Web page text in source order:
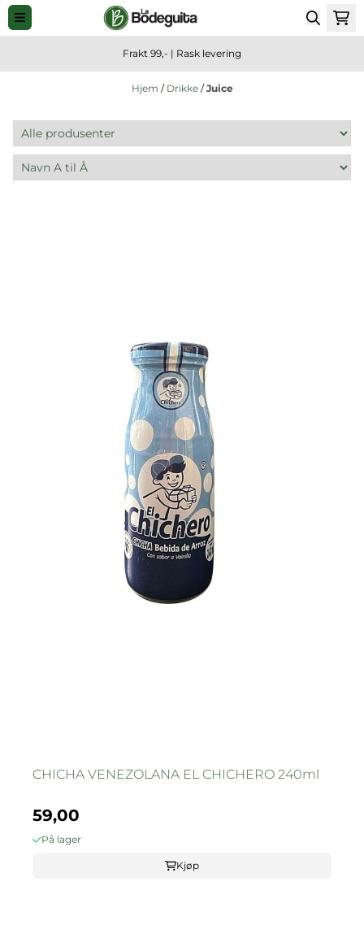
Hopp til innhold
Frakt 99,- | Rask levering
Hjem / Drikke /Juice
CHICHA VENEZOLANA EL CHICHERO 240ml
59,00
På lager
Kjøp